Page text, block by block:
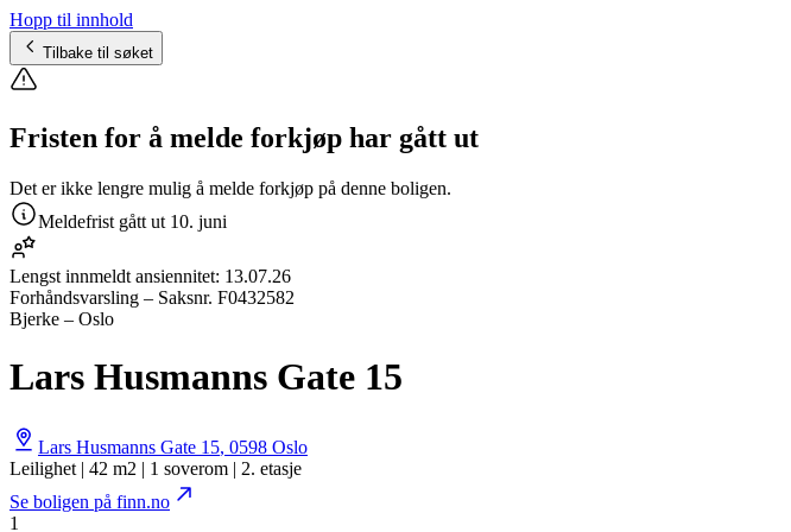
Hopp til innhold
Tilbake til søket
Fristen for å melde forkjøp har gått ut
Det er ikke lengre mulig å melde forkjøp på denne boligen.
Meldefrist gått ut 10. juni
Lengst innmeldt ansiennitet: 13.07.26
Forhåndsvarsling – Saksnr. F0432582
Bjerke – Oslo
Lars Husmanns Gate 15
Lars Husmanns Gate 15, 0598 Oslo
Leilighet | 42 m2 | 1 soverom | 2. etasje
Se boligen på finn.no
1